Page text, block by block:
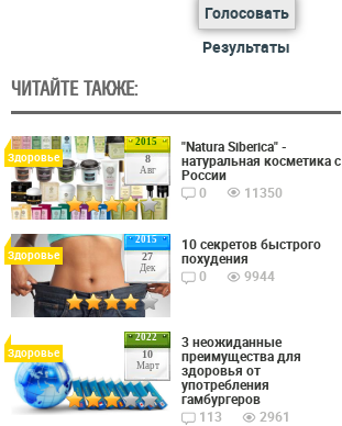
Голосовать
Результаты
ЧИТАЙТЕ ТАКЖЕ:
2015
8
Авг
Здоровье
"Natura Siberica" -
натуральная косметика с
России
0
11350
2015
27
Дек
Здоровье
10 секретов быстрого
похудения
0
9944
2022
10
Март
Здоровье
3 неожиданные
преимущества для
здоровья от
употребления
гамбургеров
113
2961